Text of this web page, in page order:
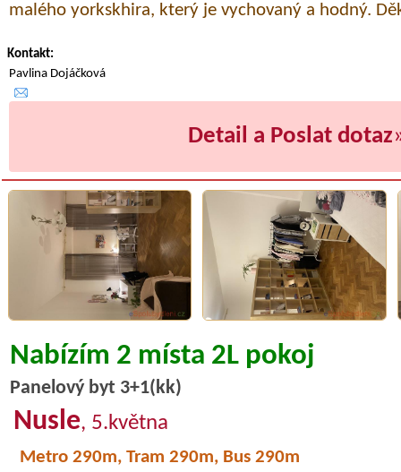
malého yorkskhira, který je vychovaný a hodný.
Kontakt:
Pavlina Dojáčková
Detail a Poslat dotaz
Nabízím 2 místa 2L pokoj
Panelový byt 3+1(kk)
Nusle, 5.května
Metro 290m, Tram 290m, Bus 290m